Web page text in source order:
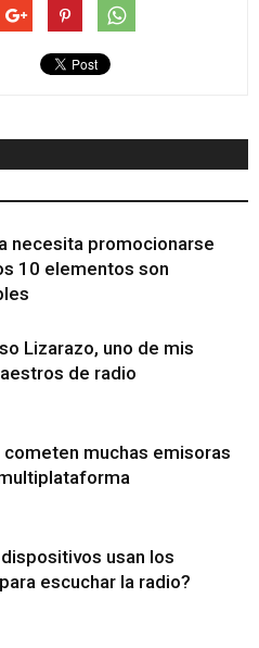
necesita promocionarse
10 elementos son
Lizarazo, uno de mis
de radio
cometen muchas emisoras
dispositivos usan los
escuchar la radio?